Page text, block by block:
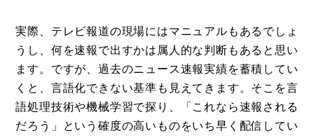
実際、テレビ報道の現場にはマニュアルもあるでしょ
うし、何を速報で出すかは属人的な判断もあると思い
ます。ですが、過去のニュース速報実績を蓄積してい
くと、言語化できない基準も見えてきます。そこを言
語処理技術や機械学習で探り、「これなら速報される
だろう」という確度の高いものをいち早く配信してい